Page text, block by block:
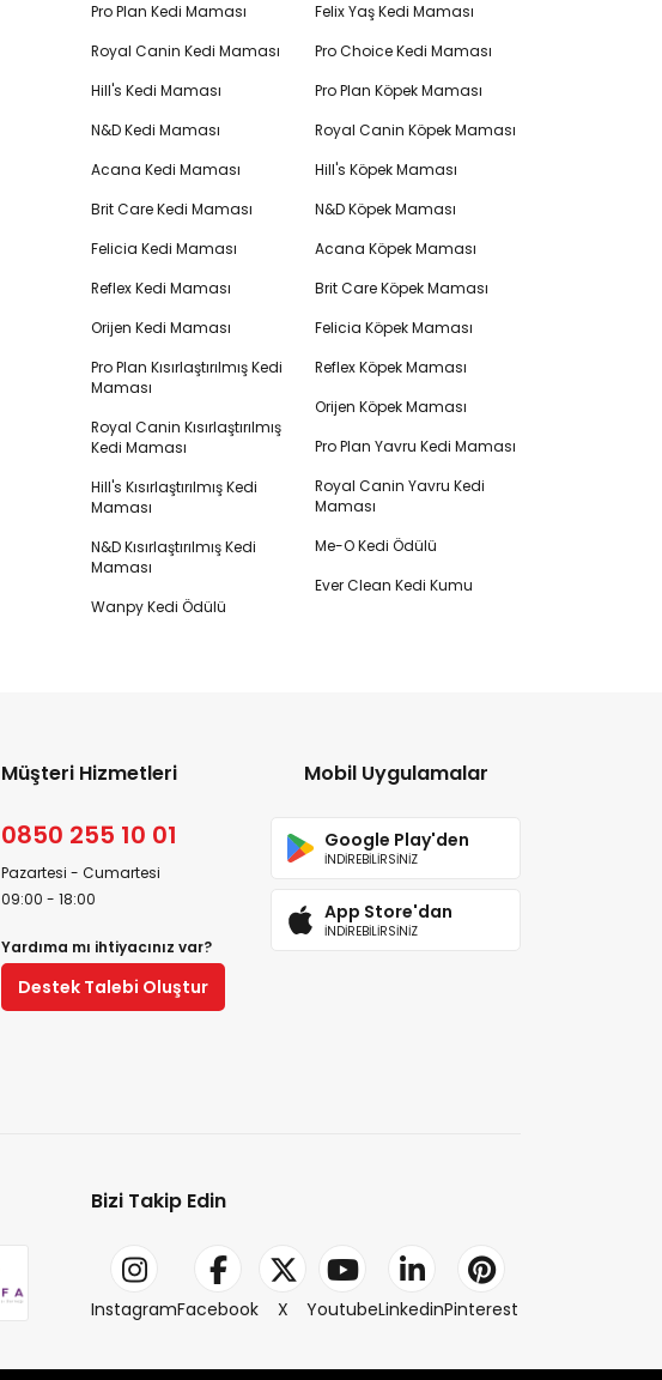
Pro Plan Kedi Maması
Royal Canin Kedi Maması
Hill's Kedi Maması
N&D Kedi Maması
Acana Kedi Maması
Brit Care Kedi Maması
Felicia Kedi Maması
Reflex Kedi Maması
Orijen Kedi Maması
Pro Plan Kısırlaştırılmış Kedi
Maması
Royal Canin Kısırlaştırılmış
Kedi Maması
Hill's Kısırlaştırılmış Kedi
Maması
N&D Kısırlaştırılmış Kedi
Maması
Wanpy Kedi Ödülü
Felix Yaş Kedi Maması
Pro Choice Kedi Maması
Pro Plan Köpek Maması
Royal Canin Köpek Maması
Hill's Köpek Maması
N&D Köpek Maması
Acana Köpek Maması
Brit Care Köpek Maması
Felicia Köpek Maması
Reflex Köpek Maması
Orijen Köpek Maması
Pro Plan Yavru Kedi Maması
Royal Canin Yavru Kedi
Maması
Me-O Kedi Ödülü
Ever Clean Kedi Kumu
Müşteri Hizmetleri
0850 255 10 01
Pazartesi - Cumartesi
09:00 - 18:00
Yardıma mı ihtiyacınız var?
Destek Talebi Oluştur
Mobil Uygulamalar
Google Play'den
İNDİREBİLİRSİNİZ
App Store'dan
İNDİREBİLİRSİNİZ
Bizi Takip Edin
InstagramFacebook X YoutubeLinkedinPinterest